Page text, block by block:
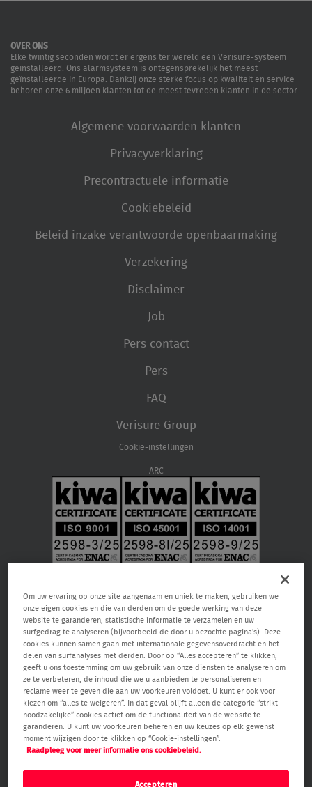
OVER ONS
Elke twintig seconden wordt er ergens ter wereld een Verisure-systeem
geïnstalleerd. Ons alarmsysteem is ontegensprekelijk het meest
geïnstalleerde in Europa. Dankzij onze sterke focus op kwaliteit en service
behoren onze 6 miljoen klanten tot de meest tevreden klanten in de sector.
Algemene voorwaarden klanten
Privacyverklaring
Precontractuele informatie
Cookiebeleid
Beleid inzake verantwoorde openbaarmaking
Verzekering
Disclaimer
Job
Pers contact
Pers
FAQ
Verisure Group
Cookie-instellingen
ARC
Verisure NV, Raketstraat 66, 1130 Brussel, RPR Brussel 0459.866.904, email:
care@verisure.be, telefoonnummer:080090000, Vergunde
bewakingsonderneming en onderneming voor alarm- en camerasystemen.
Toezichthoudende autoriteit Federale Overheidsdienst Binnenlandse Zaken
– Algemene Directie Veiligheid & Preventie (Waterloolaan 76 1000 Brussel,
www.besafe.be
Om uw ervaring op onze site aangenaam en uniek te maken, gebruiken we
onze eigen cookies en die van derden om de goede werking van deze
website te garanderen, statistische informatie te verzamelen en uw
surfgedrag te analyseren (bijvoorbeeld de door u bezochte pagina's). Deze
cookies kunnen samen gaan met internationale gegevensoverdracht en het
delen van surfanalyses met derden. Door op “Alles accepteren” te klikken,
geeft u ons toestemming om uw gebruik van onze diensten te analyseren om
ze te verbeteren, de inhoud die we u aanbieden te personaliseren en
reclame weer te geven die aan uw voorkeuren voldoet. U kunt er ook voor
kiezen om “alles te weigeren”. In dat geval blijft alleen de categorie “strikt
noodzakelijke” cookies actief om de functionaliteit van de website te
garanderen. U kunt uw voorkeuren beheren en uw keuzes op elk gewenst
moment wijzigen door te klikken op “Cookie-instellingen”.
Raadpleeg voor meer informatie ons cookiebeleid.
Accepteren